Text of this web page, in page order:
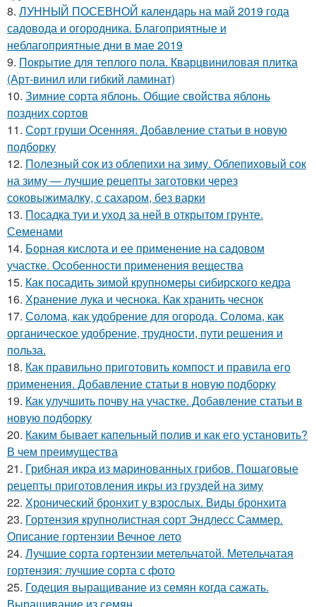
8. ЛУННЫЙ ПОСЕВНОЙ календарь на май 2019 года
садовода и огородника. Благоприятные и
неблагоприятные дни в мае 2019
9. Покрытие для теплого пола. Кварцвиниловая плитка
(Арт-винил или гибкий ламинат)
10. Зимние сорта яблонь. Общие свойства яблонь
поздних сортов
11. Сорт груши Осенняя. Добавление статьи в новую
подборку
12. Полезный сок из облепихи на зиму. Облепиховый сок
на зиму — лучшие рецепты заготовки через
соковыжималку, с сахаром, без варки
13. Посадка туи и уход за ней в открытом грунте.
Семенами
14. Борная кислота и ее применение на садовом
участке. Особенности применения вещества
15. Как посадить зимой крупномеры сибирского кедра
16. Хранение лука и чеснока. Как хранить чеснок
17. Солома, как удобрение для огорода. Солома, как
органическое удобрение, трудности, пути решения и
польза.
18. Как правильно приготовить компост и правила его
применения. Добавление статьи в новую подборку
19. Как улучшить почву на участке. Добавление статьи в
новую подборку
20. Каким бывает капельный полив и как его установить?
В чем преимущества
21. Грибная икра из маринованных грибов. Пошаговые
рецепты приготовления икры из груздей на зиму
22. Хронический бронхит у взрослых. Виды бронхита
23. Гортензия крупнолистная сорт Эндлесс Саммер.
Описание гортензии Вечное лето
24. Лучшие сорта гортензии метельчатой. Метельчатая
гортензия: лучшие сорта с фото
25. Годеция выращивание из семян когда сажать.